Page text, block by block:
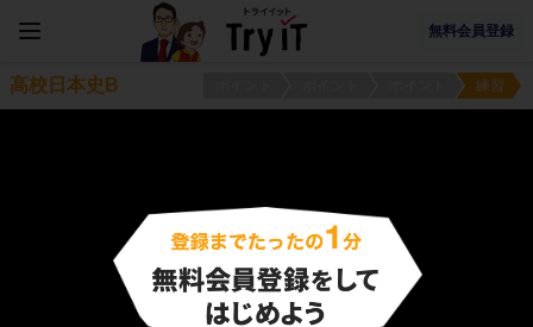
無料会員登録
高校日本史B 練習